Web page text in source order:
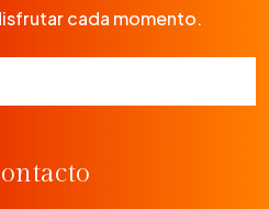
cada momento.